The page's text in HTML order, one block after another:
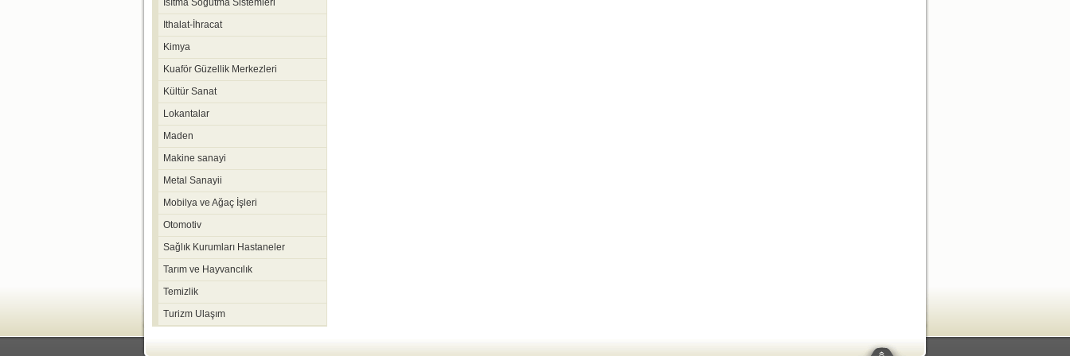
Isıtma Soğutma Sistemleri
Ithalat-İhracat
Kimya
Kuaför Güzellik Merkezleri
Kültür Sanat
Lokantalar
Maden
Makine sanayi
Metal Sanayii
Mobilya ve Ağaç İşleri
Otomotiv
Sağlık Kurumları Hastaneler
Tarım ve Hayvancılık
Temizlik
Turizm Ulaşım